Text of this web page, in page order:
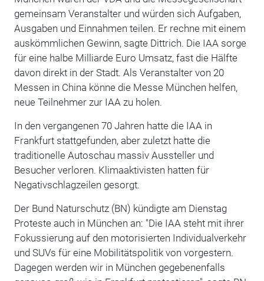
gemeinsam Veranstalter und würden sich Aufgaben,
Ausgaben und Einnahmen teilen. Er rechne mit einem
auskömmlichen Gewinn, sagte Dittrich. Die IAA sorge
für eine halbe Milliarde Euro Umsatz, fast die Hälfte
davon direkt in der Stadt. Als Veranstalter von 20
Messen in China könne die Messe München helfen,
neue Teilnehmer zur IAA zu holen.
In den vergangenen 70 Jahren hatte die IAA in
Frankfurt stattgefunden, aber zuletzt hatte die
traditionelle Autoschau massiv Aussteller und
Besucher verloren. Klimaaktivisten hatten für
Negativschlagzeilen gesorgt.
Der Bund Naturschutz (BN) kündigte am Dienstag
Proteste auch in München an: "Die IAA steht mit ihrer
Fokussierung auf den motorisierten Individualverkehr
und SUVs für eine Mobilitätspolitik von vorgestern.
Dagegen werden wir in München gegebenenfalls